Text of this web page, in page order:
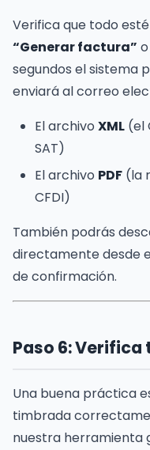
Verifica que todo
“Generar factura” o
segundos el sistema
enviará al correo
El archivo XML (el
SAT)
El archivo PDF (la
CFDI)
También podrás
directamente desde
de confirmación.
Paso 6: Verifica
Una buena práctica
timbrada
nuestra herramienta